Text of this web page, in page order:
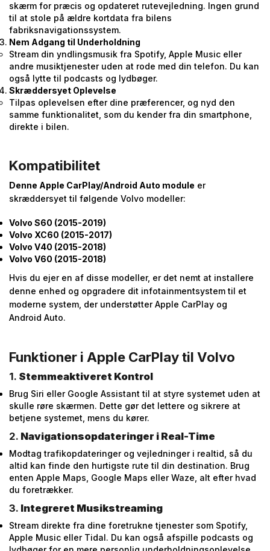
skærm for præcis og opdateret rutevejledning. Ingen grund
til at stole på ældre kortdata fra bilens
fabriksnavigationssystem.
Nem Adgang til Underholdning
Stream din yndlingsmusik fra Spotify, Apple Music eller
andre musiktjenester uden at rode med din telefon. Du kan
også lytte til podcasts og lydbøger.
Skræddersyet Oplevelse
Tilpas oplevelsen efter dine præferencer, og nyd den
samme funktionalitet, som du kender fra din smartphone,
direkte i bilen.
Kompatibilitet
Denne Apple CarPlay/Android Auto module er
skræddersyet til følgende Volvo modeller:
Volvo S60 (2015-2019)
Volvo XC60 (2015-2017)
Volvo V40 (2015-2018)
Volvo V60 (2015-2018)
Hvis du ejer en af disse modeller, er det nemt at installere
denne enhed og opgradere dit infotainmentsystem til et
moderne system, der understøtter Apple CarPlay og
Android Auto.
Funktioner i Apple CarPlay til Volvo
1. Stemmeaktiveret Kontrol
Brug Siri eller Google Assistant til at styre systemet uden at
skulle røre skærmen. Dette gør det lettere og sikrere at
betjene systemet, mens du kører.
2. Navigationsopdateringer i Real-Time
Modtag trafikopdateringer og vejledninger i realtid, så du
altid kan finde den hurtigste rute til din destination. Brug
enten Apple Maps, Google Maps eller Waze, alt efter hvad
du foretrækker.
3. Integreret Musikstreaming
Stream direkte fra dine foretrukne tjenester som Spotify,
Apple Music eller Tidal. Du kan også afspille podcasts og